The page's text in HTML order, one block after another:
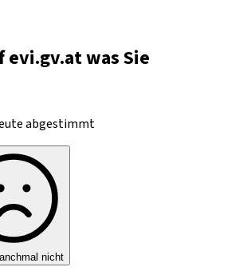
evi.gv.at was Sie
abgestimmt
nicht